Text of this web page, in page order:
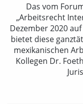
Das vom
„Arbeitsrecht
Dezember 2020
bietet diese
mexikanischen
Kollegen Dr.